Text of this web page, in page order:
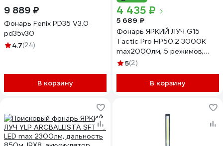
9 889 ₽
Фонарь Fenix PD35 V3.0
pd35v30
4.7(24)
В корзину
4 435 ₽
5 689 ₽
Фонарь ЯРКИЙ ЛУЧ G15
Tactic Pro HP50.2 3000К
max2000лм, 5 режимов,
IPX8, встроенное ЗУ,
2600mAh 4606400106876
5(2)
В корзину